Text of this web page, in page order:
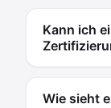
Kann ich
Wie sieht